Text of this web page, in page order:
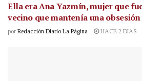
Ella era Ana Yazmín, mujer que
vecino que mantenía una
por Redacción Diario La Página HACE 2 DÍAS